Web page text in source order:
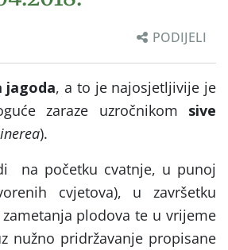
PODIJELI
jagoda, a to je najosjetljivije je
zaraze uzročnikom sive
).
na početku cvatnje, u punoj
cvjetova), u završetku
plodova te u vrijeme
nužno pridržavanje propisane